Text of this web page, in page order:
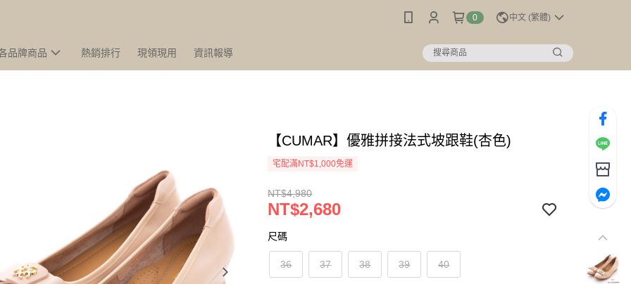
0 中文 (繁體)
品牌商品 熱銷排行 現領現用 資訊報導
【CUMAR】優雅拼接法式坡跟鞋(杏色)
宅配滿NT$1,000免運
NT$4,980
NT$2,680
尺碼
36 37 38 39 40